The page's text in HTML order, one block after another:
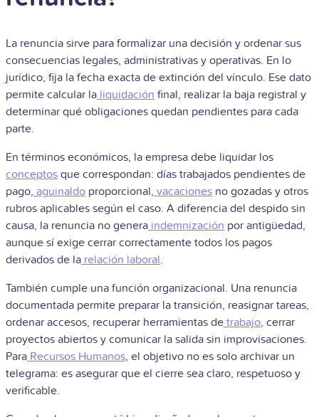
La renuncia sirve para formalizar una decisión y ordenar sus
consecuencias legales, administrativas y operativas. En lo
jurídico, fija la fecha exacta de extinción del vínculo. Ese dato
permite calcular la liquidación final, realizar la baja registral y
determinar qué obligaciones quedan pendientes para cada
parte.
En términos económicos, la empresa debe liquidar los
conceptos que correspondan: días trabajados pendientes de
pago, aguinaldo proporcional, vacaciones no gozadas y otros
rubros aplicables según el caso. A diferencia del despido sin
causa, la renuncia no genera indemnización por antigüedad,
aunque sí exige cerrar correctamente todos los pagos
derivados de la relación laboral.
También cumple una función organizacional. Una renuncia
documentada permite preparar la transición, reasignar tareas,
ordenar accesos, recuperar herramientas de trabajo, cerrar
proyectos abiertos y comunicar la salida sin improvisaciones.
Para Recursos Humanos, el objetivo no es solo archivar un
telegrama: es asegurar que el cierre sea claro, respetuoso y
verificable.